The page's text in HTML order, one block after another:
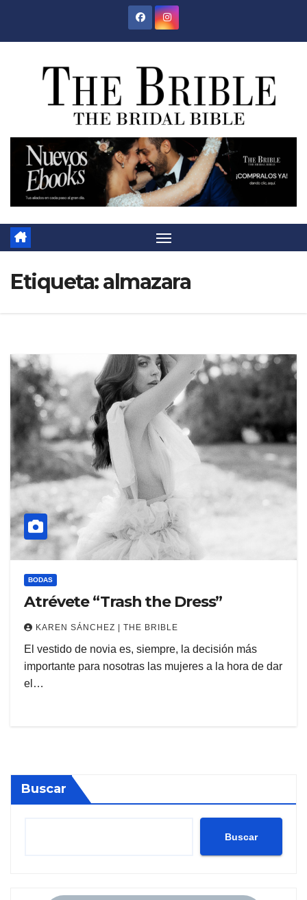
Etiqueta:almazara
BODAS
Atrévete “Trash the Dress”
KAREN SÁNCHEZ | THE BRIBLE
El vestido de novia es, siempre, la decisión más
importante para nosotras las mujeres a la hora de dar
el…
Buscar
Buscar